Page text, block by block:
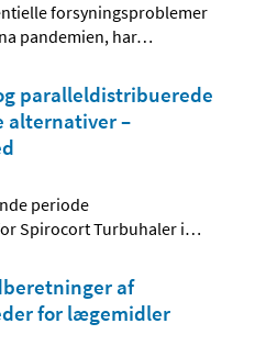
forsyningsproblemer
pandemien, har…
paralleldistribuerede
alternativer –
periode
Spirocort Turbuhaler i…
af
for lægemidler